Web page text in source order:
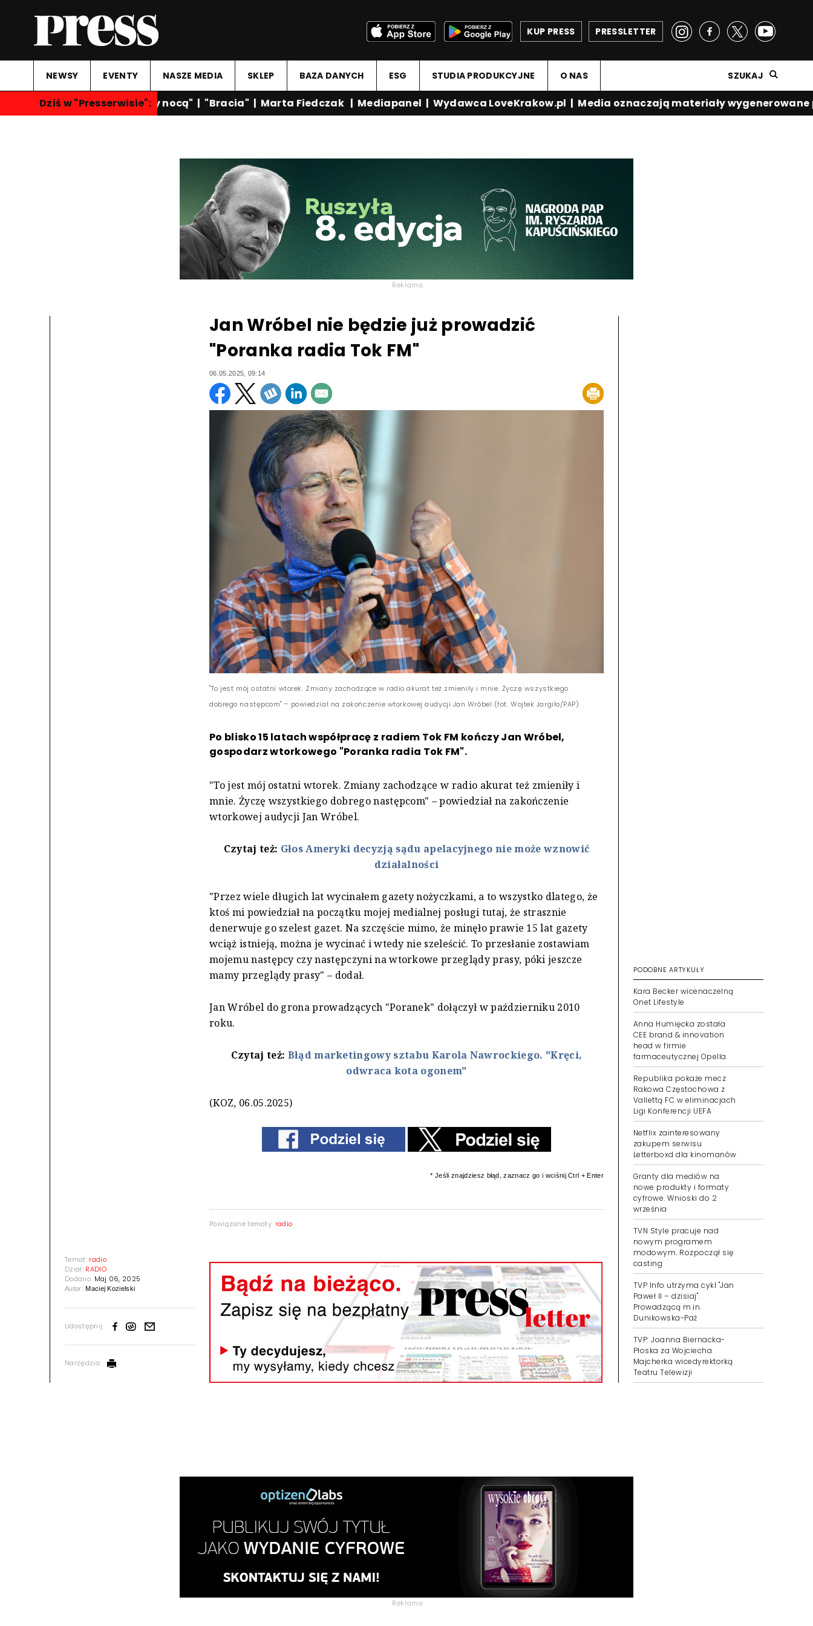
PRESSLETTER
KUP PRESS
NEWSY EVENTY NASZE MEDIA SKLEP BAZA DANYCH ESG STUDIA PRODUKCYJNE O NAS SZUKAJ
Dziś w "Presserwisie":
"Rozmowy nocą"|"Bracia"| Marta Fiedczak|Mediapanel|Wydawca LoveKrakow.pl|Media oznaczają materiały wygenerowane
Reklama
Temat: radio
Dział: RADIO
Dodano: Maj 06, 2025
Autor:Maciej Kozielski
Udostępnij:
Narzędzia:
Jan Wróbel nie będzie już prowadzić
"Poranka radia Tok FM"
06.05.2025, 09:14
"To jest mój ostatni wtorek. Zmiany zachodzące w radio akurat też zmieniły i mnie. Życzę wszystkiego
dobrego następcom" – powiedział na zakończenie wtorkowej audycji Jan Wróbel (fot. Wojtek Jargiło/PAP)
Po blisko 15 latach współpracę z radiem Tok FM kończy Jan Wróbel,
gospodarz wtorkowego "Poranka radia Tok FM".
"To jest mój ostatni wtorek. Zmiany zachodzące w radio akurat też zmieniły i
mnie. Życzę wszystkiego dobrego następcom" – powiedział na zakończenie
wtorkowej audycji Jan Wróbel.
Czytaj też: Głos Ameryki decyzją sądu apelacyjnego nie może wznowić
działalności
"Przez wiele długich lat wycinałem gazety nożyczkami, a to wszystko dlatego, że
ktoś mi powiedział na początku mojej medialnej posługi tutaj, że strasznie
denerwuje go szelest gazet. Na szczęście mimo, że minęło prawie 15 lat gazety
wciąż istnieją, można je wycinać i wtedy nie szeleścić. To przesłanie zostawiam
mojemu następcy czy następczyni na wtorkowe przeglądy prasy, póki jeszcze
mamy przeglądy prasy" – dodał.
Jan Wróbel do grona prowadzących "Poranek" dołączył w październiku 2010
roku.
Czytaj też: Błąd marketingowy sztabu Karola Nawrockiego. "Kręci,
odwraca kota ogonem"
(KOZ, 06.05.2025)
* Jeśli znajdziesz błąd, zaznacz go i wciśnij Ctrl + Enter
Powiązane tematy: radio
PODOBNE ARTYKUŁY
Kara Becker wicenaczelną
Onet Lifestyle
Anna Humięcka została
CEE brand & innovation
head w firmie
farmaceutycznej Opella
Republika pokaże mecz
Rakowa Częstochowa z
Vallettą FC w eliminacjach
Ligi Konferencji UEFA
Netflix zainteresowany
zakupem serwisu
Letterboxd dla kinomanów
Granty dla mediów na
nowe produkty i formaty
cyfrowe. Wnioski do 2
września
TVN Style pracuje nad
nowym programem
modowym. Rozpoczął się
casting
TVP Info utrzyma cykl "Jan
Paweł II – dzisiaj".
Prowadzącą m.in.
Dunikowska-Paź
TVP: Joanna Biernacka-
Płoska za Wojciecha
Majcherka wicedyrektorką
Teatru Telewizji
Reklama